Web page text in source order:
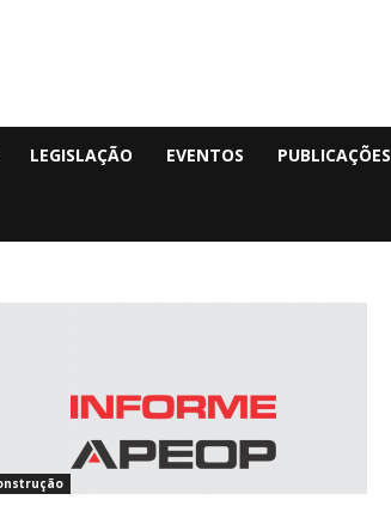
LEGISLAÇÃO EVENTOS PUBLICAÇÕES